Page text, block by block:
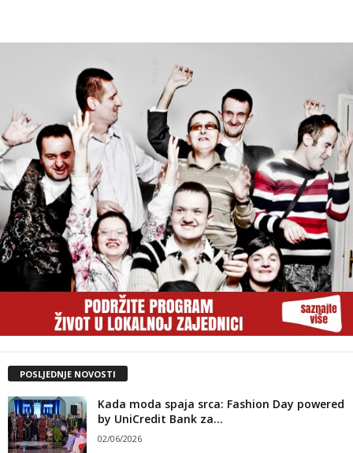
POSLJEDNJE NOVOSTI
Kada moda spaja srca: Fashion Day powered
by UniCredit Bank za...
02/06/2026